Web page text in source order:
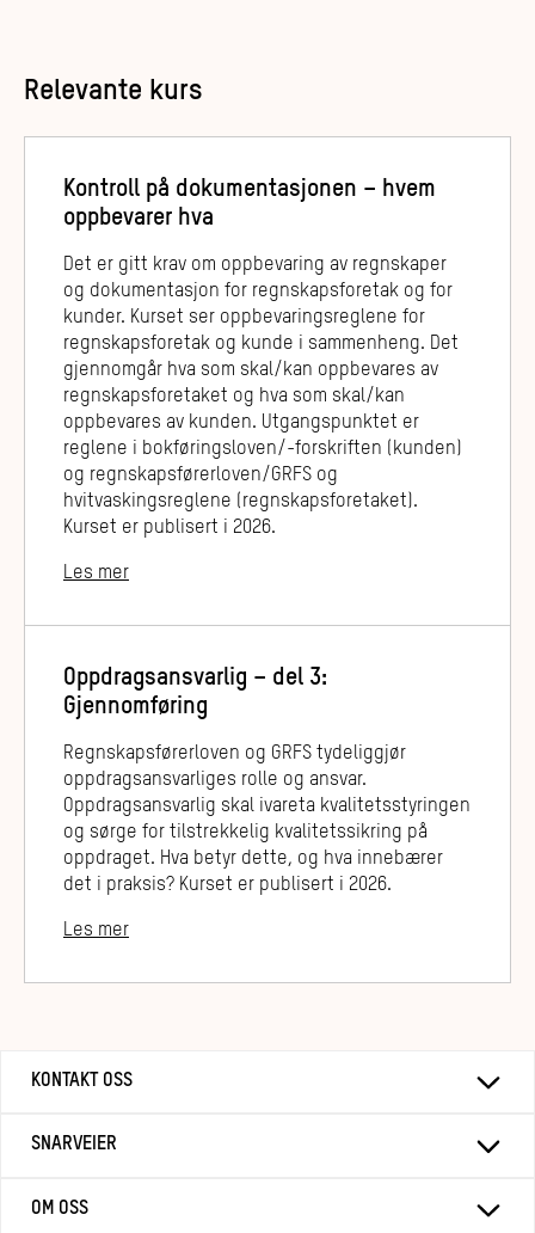
Relevante kurs
Kontroll på dokumentasjonen – hvem
oppbevarer hva
Det er gitt krav om oppbevaring av regnskaper
og dokumentasjon for regnskapsforetak og for
kunder. Kurset ser oppbevaringsreglene for
regnskapsforetak og kunde i sammenheng. Det
gjennomgår hva som skal/kan oppbevares av
regnskapsforetaket og hva som skal/kan
oppbevares av kunden. Utgangspunktet er
reglene i bokføringsloven/-forskriften (kunden)
og regnskapsførerloven/GRFS og
hvitvaskingsreglene (regnskapsforetaket).
Kurset er publisert i 2026.
Les mer
Oppdragsansvarlig – del 3:
Gjennomføring
Regnskapsførerloven og GRFS tydeliggjør
oppdragsansvarliges rolle og ansvar.
Oppdragsansvarlig skal ivareta kvalitetsstyringen
og sørge for tilstrekkelig kvalitetssikring på
oppdraget. Hva betyr dette, og hva innebærer
det i praksis? Kurset er publisert i 2026.
Les mer
KONTAKT OSS
SNARVEIER
OM OSS